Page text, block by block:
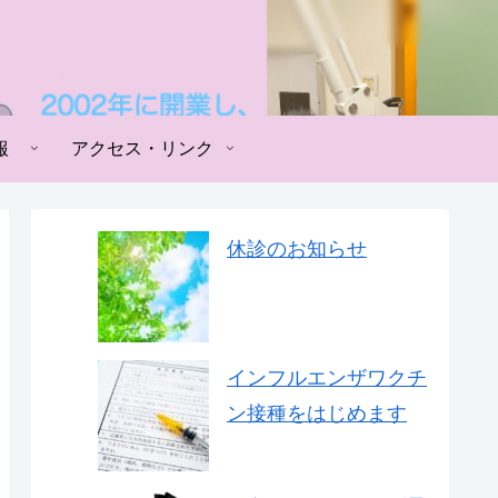
アクセス・リンク
休診のお知らせ
インフルエンザワクチ
ン接種をはじめます